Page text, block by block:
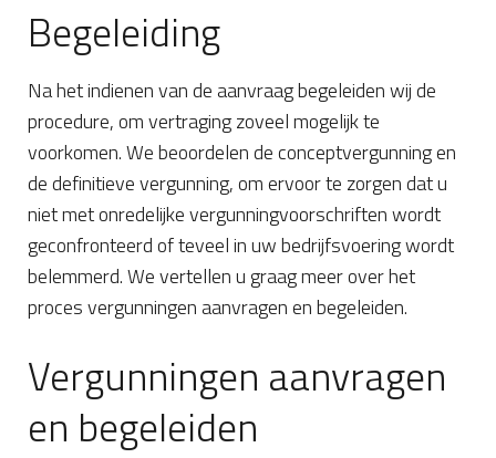
Begeleiding
Na het indienen van de aanvraag begeleiden wij de
procedure, om vertraging zoveel mogelijk te
voorkomen. We beoordelen de conceptvergunning en
de definitieve vergunning, om ervoor te zorgen dat u
niet met onredelijke vergunningvoorschriften wordt
geconfronteerd of teveel in uw bedrijfsvoering wordt
belemmerd. We vertellen u graag meer over het
proces vergunningen aanvragen en begeleiden.
Vergunningen aanvragen
en begeleiden